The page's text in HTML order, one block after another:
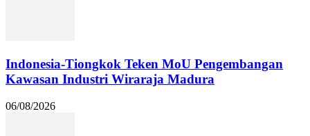
Indonesia-Tiongkok Teken MoU Pengembangan
Kawasan Industri Wiraraja Madura
06/08/2026